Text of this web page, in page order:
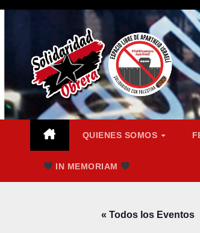
Saltar
QUIENES SOMOS
IN MEMORIAM
« Todos los Eventos